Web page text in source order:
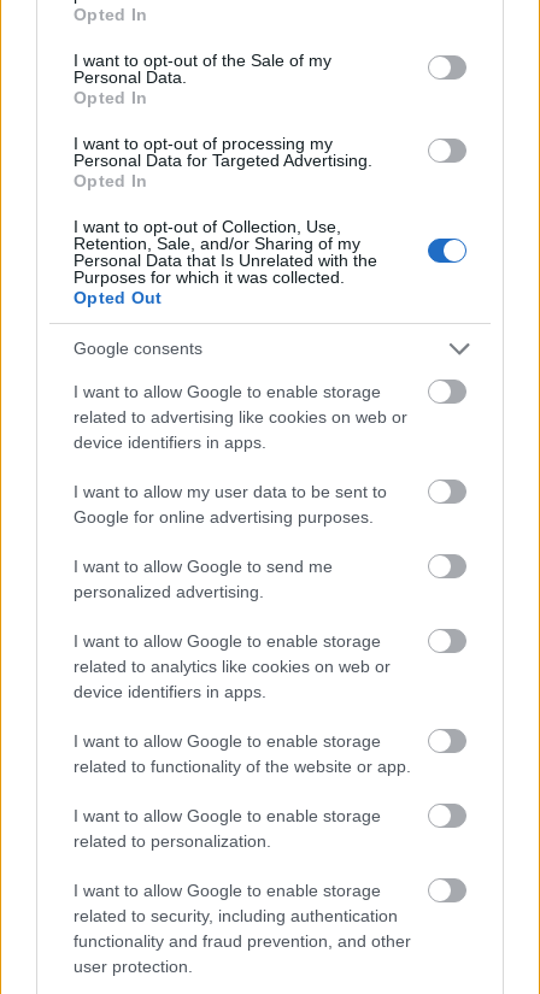
use your data for below specified purposes in below Google
consent section.
Opted In
I want to opt-out of the Sale of my
Personal Data.
Opted In
I want to opt-out of processing my
Personal Data for Targeted Advertising.
Opted In
I want to opt-out of Collection, Use,
Retention, Sale, and/or Sharing of my
Personal Data that Is Unrelated with the
Purposes for which it was collected.
Opted Out
Google consents
I want to allow Google to enable storage
related to advertising like cookies on web or
device identifiers in apps.
I want to allow my user data to be sent to
Google for online advertising purposes.
I want to allow Google to send me
personalized advertising.
I want to allow Google to enable storage
related to analytics like cookies on web or
device identifiers in apps.
I want to allow Google to enable storage
related to functionality of the website or app.
I want to allow Google to enable storage
related to personalization.
I want to allow Google to enable storage
related to security, including authentication
functionality and fraud prevention, and other
user protection.
Avi Loeb és az óceánaljzati
"ufóroncs"-keresés
Sokolébresztő • 2023. október 05.
A Sokolébresztő legfrissebb adásában Avi Loeb
professzor vendégeskedett a Harvard Egyetemről,
aki nyáron expedíciót vezetett a Csendes-óceánra,
hogy begyűjtse az első bizonyítottan Naprendszeren
kívüli eredetű meteorhullás apró repeszdarabjait.
Mi több, a tengeraljzaton talált kozmikus
gömböcskékről…